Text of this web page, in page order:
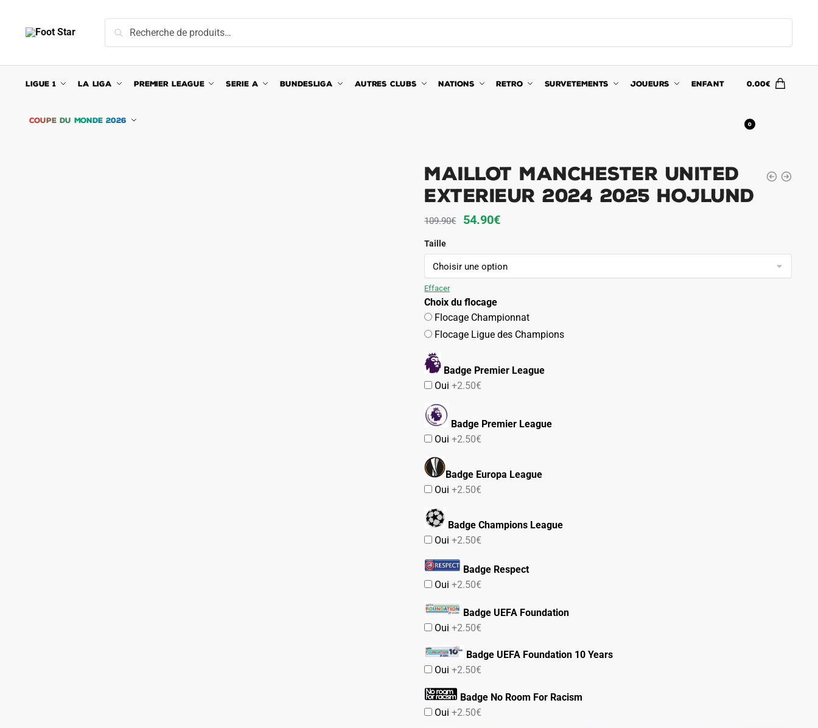
navigation
content
pour :
Recherche
LIGUE 1 LA LIGA PREMIER LEAGUE SERIE A BUNDESLIGA AUTRES CLUBS NATIONS RETRO SURVETEMENTS JOUEURS ENFANT
COUPE DU MONDE 2026
0.00€
0
Maillot Manchester United
Exterieur 2024 2025 Hojlund
109.90€
Le
initial
était :
54.90€Le
actuel
est :
Taille
Effacer
Choix du flocage
Flocage Championnat
Flocage Ligue des Champions
Badge Premier League
Oui+2.50€
Badge Premier League
Oui+2.50€
Badge Europa League
Oui+2.50€
Badge Champions League
Oui+2.50€
Badge Respect
Oui+2.50€
Badge UEFA Foundation
Oui+2.50€
Badge UEFA Foundation 10 Years
Oui+2.50€
Badge No Room For Racism
Oui+2.50€